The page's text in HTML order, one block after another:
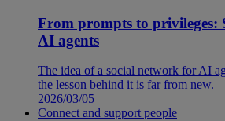
From prompts to privileges:
AI agents
The idea of a social network for AI
the lesson behind it is far from new.
2026/03/05
Connect and support people